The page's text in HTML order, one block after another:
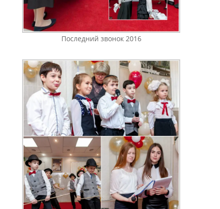
Последний звонок 2016